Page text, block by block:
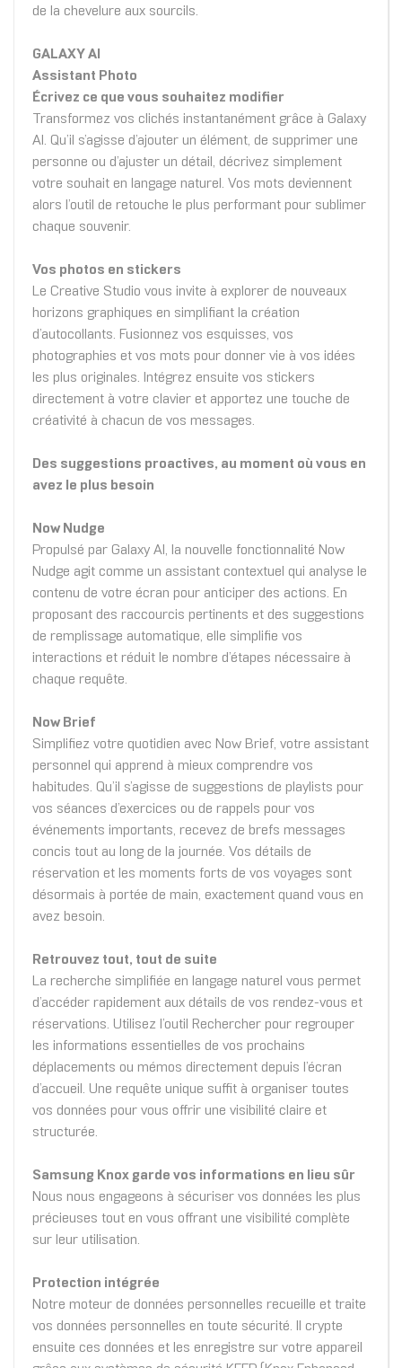
de la chevelure aux sourcils.
GALAXY AI
Assistant Photo
Écrivez ce que vous souhaitez modifier
Transformez vos clichés instantanément grâce à Galaxy
AI. Qu’il s’agisse d’ajouter un élément, de supprimer une
personne ou d’ajuster un détail, décrivez simplement
votre souhait en langage naturel. Vos mots deviennent
alors l’outil de retouche le plus performant pour sublimer
chaque souvenir.
Vos photos en stickers
Le Creative Studio vous invite à explorer de nouveaux
horizons graphiques en simplifiant la création
d’autocollants. Fusionnez vos esquisses, vos
photographies et vos mots pour donner vie à vos idées
les plus originales. Intégrez ensuite vos stickers
directement à votre clavier et apportez une touche de
créativité à chacun de vos messages.
Des suggestions proactives, au moment où vous en
avez le plus besoin
Now Nudge
Propulsé par Galaxy AI, la nouvelle fonctionnalité Now
Nudge agit comme un assistant contextuel qui analyse le
contenu de votre écran pour anticiper des actions. En
proposant des raccourcis pertinents et des suggestions
de remplissage automatique, elle simplifie vos
interactions et réduit le nombre d’étapes nécessaire à
chaque requête.
Now Brief
Simplifiez votre quotidien avec Now Brief, votre assistant
personnel qui apprend à mieux comprendre vos
habitudes. Qu’il s’agisse de suggestions de playlists pour
vos séances d’exercices ou de rappels pour vos
événements importants, recevez de brefs messages
concis tout au long de la journée. Vos détails de
réservation et les moments forts de vos voyages sont
désormais à portée de main, exactement quand vous en
avez besoin.
Retrouvez tout, tout de suite
La recherche simplifiée en langage naturel vous permet
d’accéder rapidement aux détails de vos rendez-vous et
réservations. Utilisez l’outil Rechercher pour regrouper
les informations essentielles de vos prochains
déplacements ou mémos directement depuis l’écran
d’accueil. Une requête unique suffit à organiser toutes
vos données pour vous offrir une visibilité claire et
structurée.
Samsung Knox garde vos informations en lieu sûr
Nous nous engageons à sécuriser vos données les plus
précieuses tout en vous offrant une visibilité complète
sur leur utilisation.
Protection intégrée
Notre moteur de données personnelles recueille et traite
vos données personnelles en toute sécurité. Il crypte
ensuite ces données et les enregistre sur votre appareil